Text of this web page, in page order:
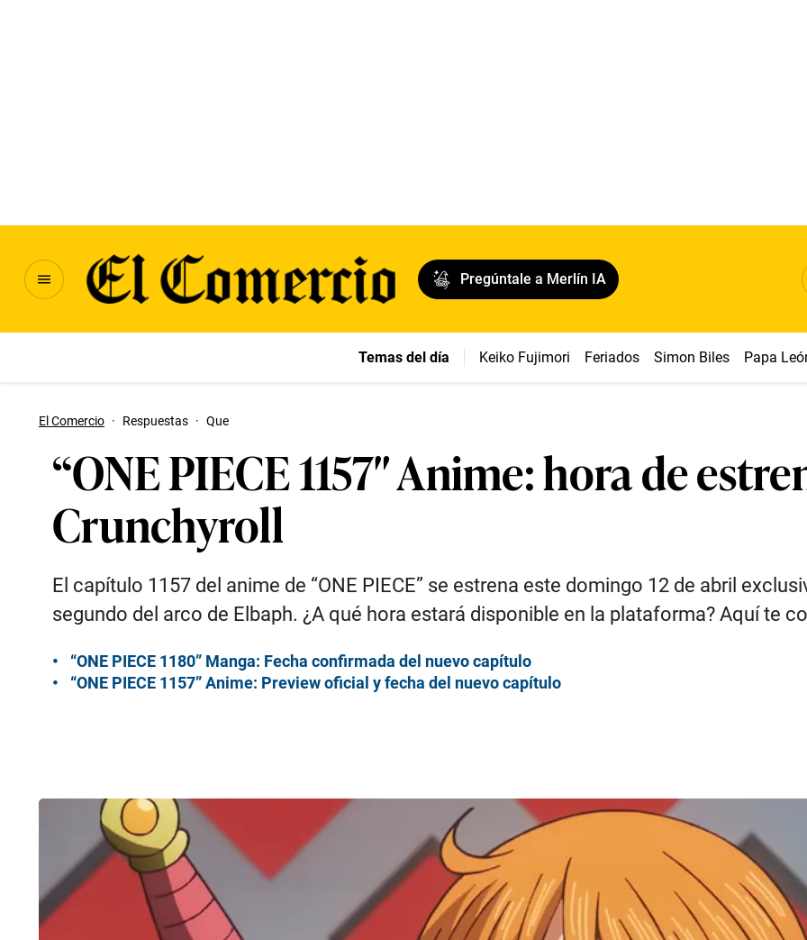
Pregúntale a Merlín IA
Temas del día Keiko Fujimori Feriados Simon Biles Papa
El Comercio · Respuestas · Que
“ONE PIECE 1157″ Anime: hora de
Crunchyroll
El capítulo 1157 del anime de “ONE PIECE” se estrena este domingo 12 de abril
segundo del arco de Elbaph. ¿A qué hora estará disponible en la plataforma? Aquí te
“ONE PIECE 1180” Manga: Fecha confirmada del nuevo capítulo
“ONE PIECE 1157” Anime: Preview oficial y fecha del nuevo capítulo